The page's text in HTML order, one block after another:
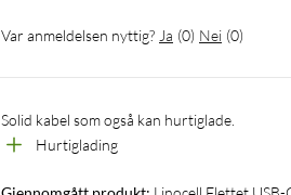
Var anmeldelsen nyttig? Ja (0) Nei (0)
Solid kabel som også kan hurtiglade.
Hurtiglading